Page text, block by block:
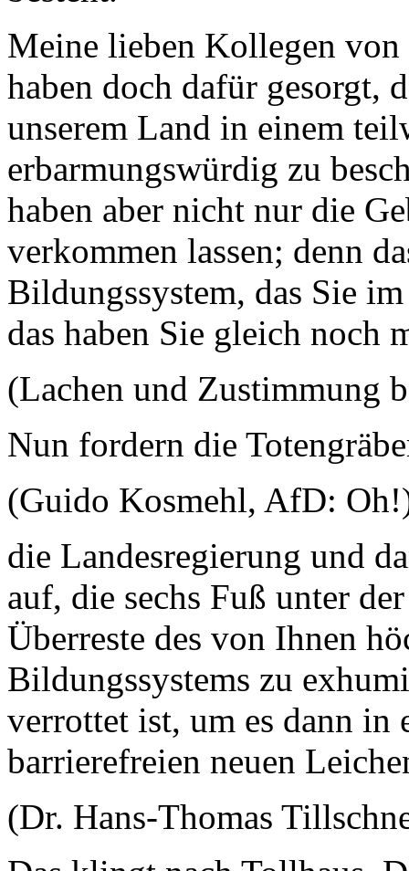
Meine lieben Kollegen
haben doch dafür gesorgt,
unserem Land in einem
erbarmungswürdig zu
haben aber nicht nur die
verkommen lassen; denn
Bildungssystem, das Sie
das haben Sie gleich noch
(Lachen und Zustimmung
Nun fordern die
(Guido Kosmehl, AfD:
die Landesregierung und
auf, die sechs Fuß unter
Überreste des von Ihnen
Bildungssystems zu
verrottet ist, um es dann in
barrierefreien neuen
(Dr. Hans-Thomas